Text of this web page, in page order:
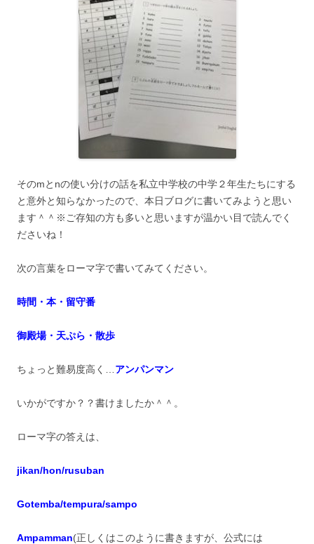
そのmとnの使い分けの話を私立中学校の中学２年生たちにする
と意外と知らなかったので、本日ブログに書いてみようと思い
ます＾＾※ご存知の方も多いと思いますが温かい目で読んでく
ださいね！
次の言葉をローマ字で書いてみてください。
時間・本・留守番
御殿場・天ぷら・散歩
ちょっと難易度高く… アンパンマン
いかがですか？？書けましたか＾＾。
ローマ字の答えは、
jikan/hon/rusuban
Gotemba/tempura/sampo
Ampamman(正しくはこのように書きますが、公式には